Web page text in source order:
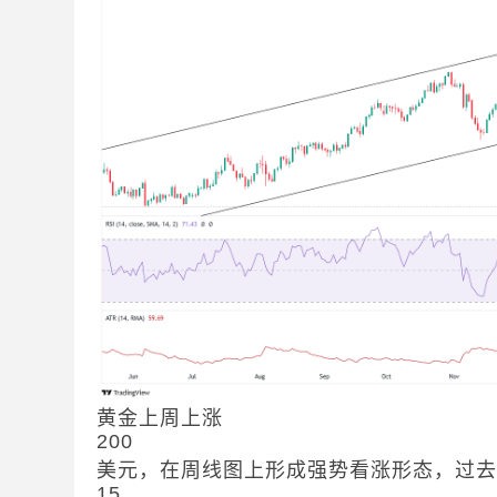
黄金上周上涨
200
美元，在周线图上形成强势看涨形态，过去